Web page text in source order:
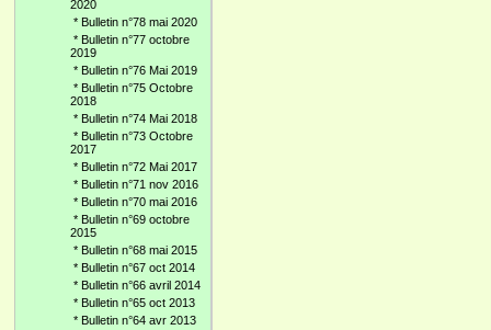
2020
* Bulletin n°78 mai 2020
* Bulletin n°77 octobre
2019
* Bulletin n°76 Mai 2019
* Bulletin n°75 Octobre
2018
* Bulletin n°74 Mai 2018
* Bulletin n°73 Octobre
2017
* Bulletin n°72 Mai 2017
* Bulletin n°71 nov 2016
* Bulletin n°70 mai 2016
* Bulletin n°69 octobre
2015
* Bulletin n°68 mai 2015
* Bulletin n°67 oct 2014
* Bulletin n°66 avril 2014
* Bulletin n°65 oct 2013
* Bulletin n°64 avr 2013